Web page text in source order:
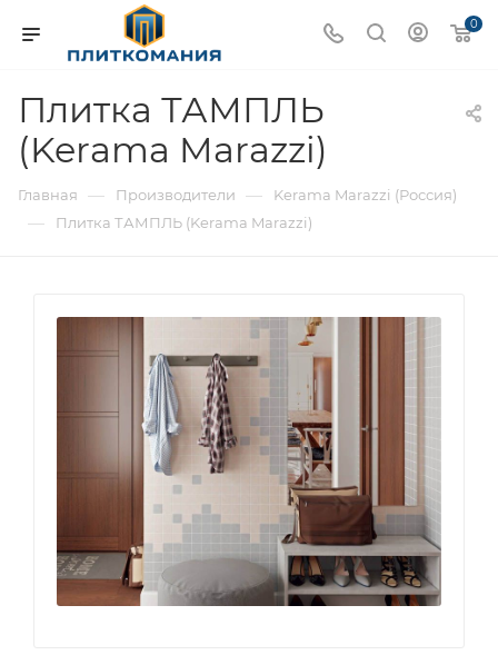
0
Плитка ТАМПЛЬ
(Kerama Marazzi)
Главная — Производители — Kerama Marazzi (Россия)
— Плитка ТАМПЛЬ (Kerama Marazzi)